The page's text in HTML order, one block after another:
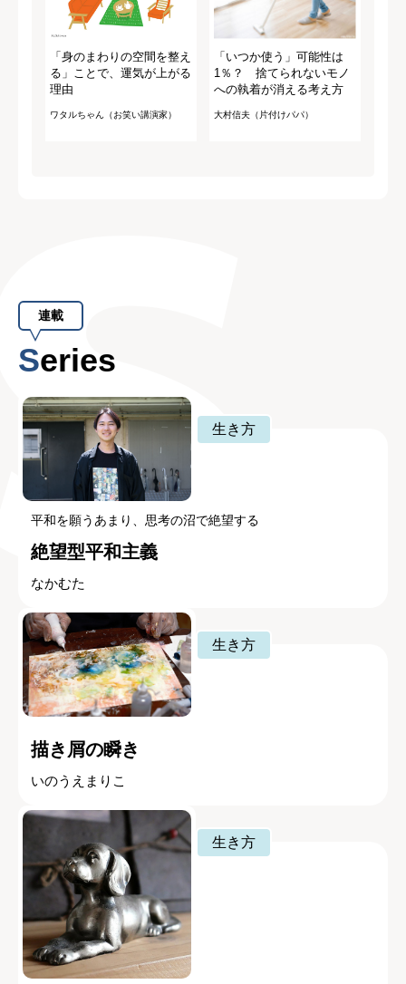
「身のまわりの空間を整え
る」ことで、運気が上がる
理由
ワタルちゃん（お笑い講演家）
「いつか使う」可能性は
1％？ 捨てられないモノ
への執着が消える考え方
大村信夫（片付けパパ）
連載
Series
生き方
平和を願うあまり、思考の沼で絶望する
絶望型平和主義
なかむた
生き方
描き屑の瞬き
いのうえまりこ
生き方